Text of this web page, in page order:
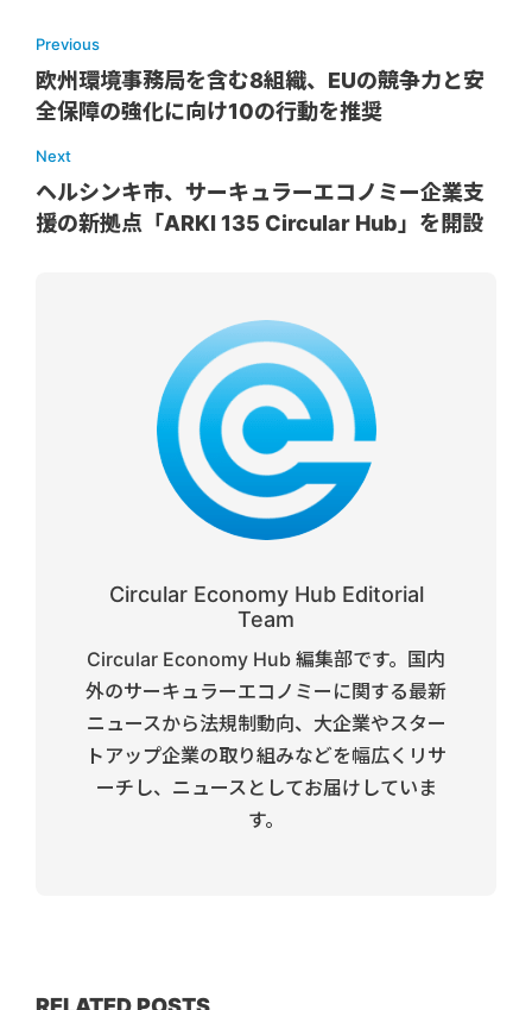
Previous
欧州環境事務局を含む8組織、EUの競争力と安
全保障の強化に向け10の行動を推奨
Next
ヘルシンキ市、サーキュラーエコノミー企業支
援の新拠点「ARKI 135 Circular Hub」を開設
Circular Economy Hub Editorial
Team
Circular Economy Hub 編集部です。国内
外のサーキュラーエコノミーに関する最新
ニュースから法規制動向、大企業やスター
トアップ企業の取り組みなどを幅広くリサ
ーチし、ニュースとしてお届けしていま
す。